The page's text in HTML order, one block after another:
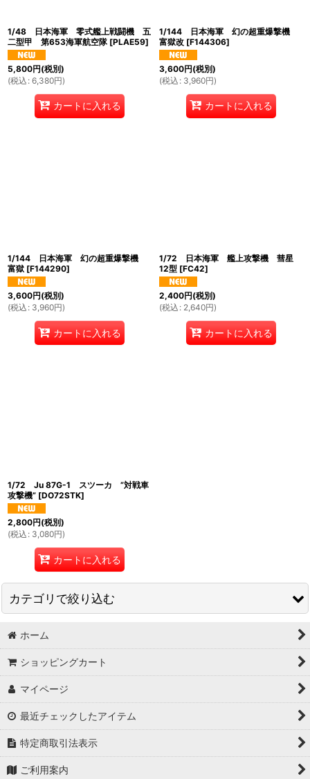
1/48 日本海軍 零式艦上戦闘機 五
二型甲 第653海軍航空隊 [PLAE59]
5,800円(税別)
(税込 : 6,380円)
カートに入れる
1/144 日本海軍 幻の超重爆撃機
富獄改 [F144306]
3,600円(税別)
(税込 : 3,960円)
カートに入れる
1/144 日本海軍 幻の超重爆撃機
富獄 [F144290]
3,600円(税別)
(税込 : 3,960円)
カートに入れる
1/72 日本海軍 艦上攻撃機 彗星
12型 [FC42]
2,400円(税別)
(税込 : 2,640円)
カートに入れる
1/72 Ju 87G-1 スツーカ ”対戦車
攻撃機” [DO72STK]
2,800円(税別)
(税込 : 3,080円)
カートに入れる
カテゴリで絞り込む
飛行機 (全商品)
ハセガワ1/72
ハセガワ1/48
タミヤ
ホーム
ショッピングカート
マイページ
最近チェックしたアイテム
特定商取引法表示
ご利用案内